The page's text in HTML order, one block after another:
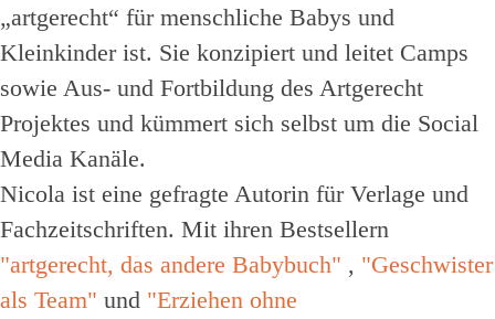
„artgerecht“ für menschliche Babys und
Kleinkinder ist. Sie konzipiert und leitet Camps
sowie Aus- und Fortbildung des Artgerecht
Projektes und kümmert sich selbst um die Social
Media Kanäle.
Nicola ist eine gefragte Autorin für Verlage und
Fachzeitschriften. Mit ihren Bestsellern
"artgerecht, das andere Babybuch" , "Geschwister
als Team" und "Erziehen ohne